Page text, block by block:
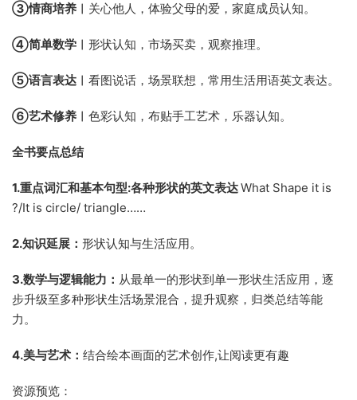
③情商培养︱ 关心他人，体验父母的爱，家庭成员认知。
④简单数学︱ 形状认知，市场买卖，观察推理。
⑤语言表达︱ 看图说话，场景联想，常用生活用语英文表达。
⑥艺术修养 ︱ 色彩认知，布贴手工艺术，乐器认知。
全书要点总结
1.重点词汇和基本句型:各种形状的英文表达What Shape it is
?/It is circle/ triangle……
2.知识延展： 形状认知与生活应用。
3.数学与逻辑能力： 从最单一的形状到单一形状生活应用，逐
步升级至多种形状生活场景混合，提升观察，归类总结等能
力。
4.美与艺术： 结合绘本画面的艺术创作,让阅读更有趣
资源预览：